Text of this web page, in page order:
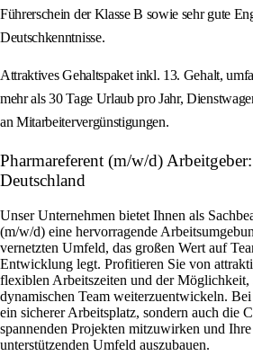
Führerschein der Klasse B sowie sehr gute
Deutschkenntnisse.
Attraktives Gehaltspaket inkl. 13. Gehalt,
mehr als 30 Tage Urlaub pro Jahr,
an Mitarbeitervergünstigungen.
Pharmareferent (m/w/d)
Deutschland
Unser Unternehmen bietet Ihnen als
(m/w/d) eine hervorragende
vernetzten Umfeld, das großen Wert auf
Entwicklung legt. Profitieren Sie von
flexiblen Arbeitszeiten und der Möglichkeit,
dynamischen Team weiterzuentwickeln.
ein sicherer Arbeitsplatz, sondern auch die
spannenden Projekten mitzuwirken und
unterstützenden Umfeld auszubauen.